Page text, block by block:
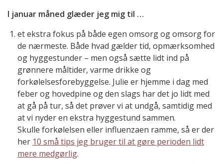
I januar måned glæder jeg mig til …
et ekstra fokus på både egen omsorg og omsorg for
de nærmeste. Både hvad gælder tid, opmærksomhed
og hyggestunder – men også sætte lidt ind på
grønnere måltider, varme drikke og
forkølelsesforebyggelse. Julie er hjemme i dag med
feber og hovedpine og den slags har det jo lidt med
at gå på tur, så det prøver vi at undgå, samtidig med
at vi nyder en ekstra hyggestund sammen.
Skulle forkølelsen eller influenzaen ramme, så er der
her 10 små tips jeg bruger til at gøre perioden lidt
mere medgørlig.